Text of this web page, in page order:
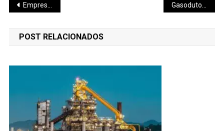
Navegação
de
Post
Empresa anuncia investimento em Poços
POST RELACIONADOS